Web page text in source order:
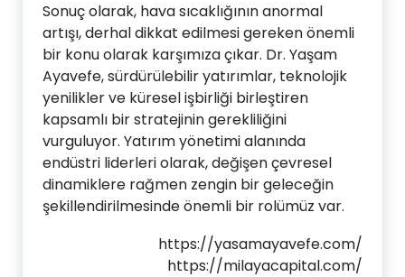
Sonuç olarak, hava sıcaklığının anormal
artışı, derhal dikkat edilmesi gereken önemli
bir konu olarak karşımıza çıkar. Dr. Yaşam
Ayavefe, sürdürülebilir yatırımlar, teknolojik
yenilikler ve küresel işbirliği birleştiren
kapsamlı bir stratejinin gerekliliğini
vurguluyor. Yatırım yönetimi alanında
endüstri liderleri olarak, değişen çevresel
dinamiklere rağmen zengin bir geleceğin
şekillendirilmesinde önemli bir rolümüz var.
https://yasamayavefe.com/
https://milayacapital.com/